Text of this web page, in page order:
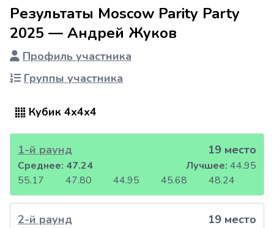
Результаты Moscow Parity Party
2025 — Андрей Жуков
Профиль участника
Группы участника
Кубик 4x4x4
1-й раунд 19 место
55.17 47.80 44.95 45.68 48.24
Среднее: 47.24 Лучшее: 44.95
2-й раунд 19 место